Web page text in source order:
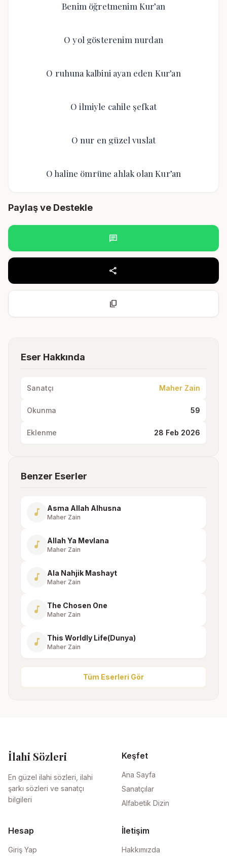
Benim öğretmenim Kur’an
O yol gösterenim nurdan
O ruhuna kalbini ayan eden Kur’an
O ilmiyle cahile şefkat
O nur en güzel vuslat
O haline ömrüne ahlak olan Kur’an
Paylaş ve Destekle
chat
share
content_copy
Eser Hakkında
Sanatçı Maher Zain
Okunma 59
Eklenme 28 Feb 2026
Benzer Eserler
music_note Asma Allah Alhusna
Maher Zain
music_note Allah Ya Mevlana
Maher Zain
music_note Ala Nahjik Mashayt
Maher Zain
music_note The Chosen One
Maher Zain
music_note This Worldly Life(Dunya)
Maher Zain
Tüm Eserleri Gör
İlahi Sözleri
En güzel ilahi sözleri, ilahi
şarkı sözleri ve sanatçı
bilgileri
Keşfet
Ana Sayfa
Sanatçılar
Alfabetik Dizin
Hesap
Giriş Yap
İletişim
Hakkımızda